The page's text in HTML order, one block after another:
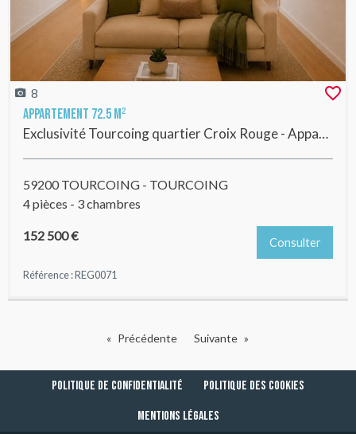
8
Appartement 72.5 m²
Exclusivité Tourcoing quartier Croix Rouge - Appartement 3 chambres+balcon entièrement rénové !
59200 TOURCOING - TOURCOING
4 pièces - 3 chambres
152 500 €
Référence : REG0071
Consulter
Précédente Suivante
Pied de page
Navigation secondaire
Politique de confidentialité Politique des cookies
Mentions légales